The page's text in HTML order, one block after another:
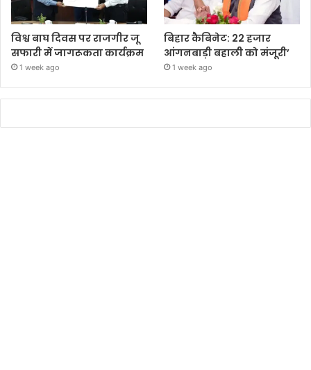
विश्व बाघ दिवस पर राजगीर जू
सफारी में जागरूकता कार्यक्रम
1 week ago
बिहार कैबिनेट: 22 हजार
आंगनबाड़ी बहाली को मंजूरी’
1 week ago